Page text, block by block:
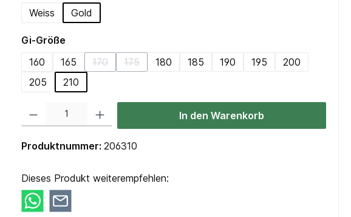
Weiss
Gold
Gi-Größeauswählen
160
165 170
(Diese Option ist zurzeit nicht verfügbar.)
175
(Diese Option ist zurzeit nicht verfügbar.)
180 185 190 195
200
205
210
In den Warenkorb
Produktnummer: 206310
Dieses Produkt weiterempfehlen: